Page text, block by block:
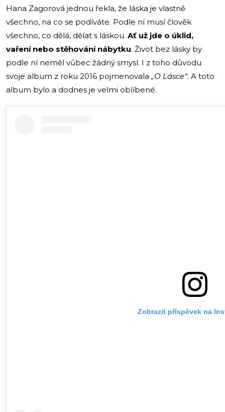
Hana Zagorová jednou řekla, že láska je vlastně
všechno, na co se podíváte. Podle ní musí člověk
všechno, co dělá, dělat s láskou. Ať už jde o úklid,
vaření nebo stěhování nábytku. Život bez lásky by
podle ní neměl vůbec žádný smysl. I z toho důvodu
svoje album z roku 2016 pojmenovala „O Lásce“. A toto
album bylo a dodnes je velmi oblíbené.
Zobrazit příspěvek na